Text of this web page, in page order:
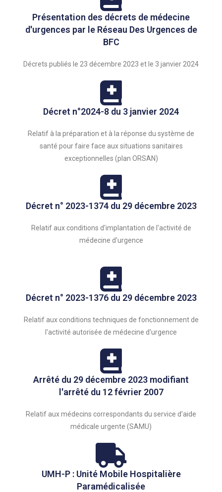
Présentation des décrets de médecine
d'urgences par le Réseau Des Urgences de
BFC
Décrets publiés le 23 décembre 2023 et le 3 janvier 2024
Décret n°2024-8 du 3 janvier 2024
Relatif à la préparation et à la réponse du système de
santé pour faire face aux situations sanitaires
exceptionnelles (plan ORSAN)
Décret n° 2023-1374 du 29 décembre 2023
Relatif aux conditions d'implantation de l'activité de
médecine d'urgence
Décret n° 2023-1376 du 29 décembre 2023
Relatif aux conditions techniques de fonctionnement de
l'activité autorisée de médecine d'urgence
Arrêté du 29 décembre 2023 modifiant
l'arrêté du 12 février 2007
Relatif aux médecins correspondants du service d'aide
médicale urgente (SAMU)
UMH-P : Unité Mobile Hospitalière
Paramédicalisée